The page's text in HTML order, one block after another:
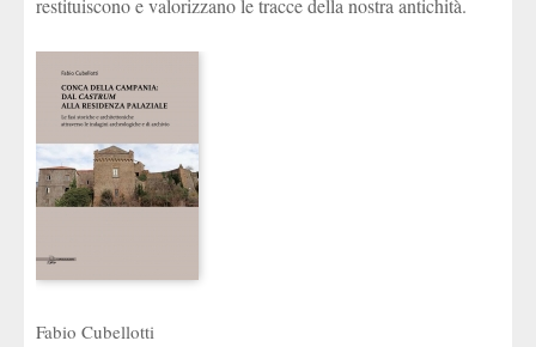
restituiscono e valorizzano le tracce della nostra antichità.
Fabio Cubellotti